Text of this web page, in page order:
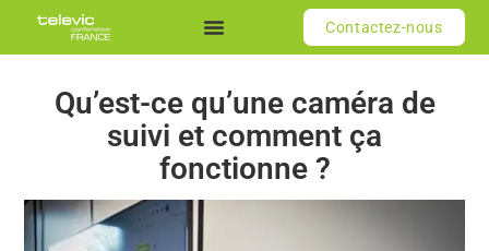
Contactez-nous
Qu’est-ce qu’une caméra de
suivi et comment ça
fonctionne ?